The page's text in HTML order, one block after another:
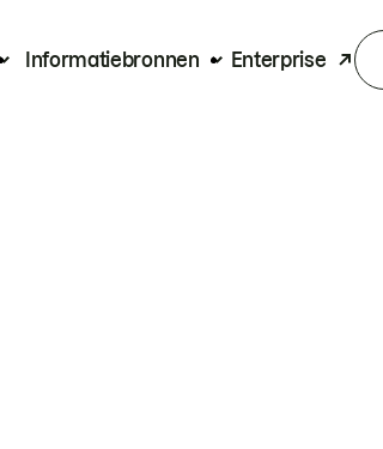
Informatiebronnen Enterprise